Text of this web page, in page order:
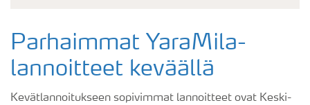
Parhaimmat YaraMila-
lannoitteet keväällä
Kevätlannoitukseen sopivimmat lannoitteet ovat Keski-